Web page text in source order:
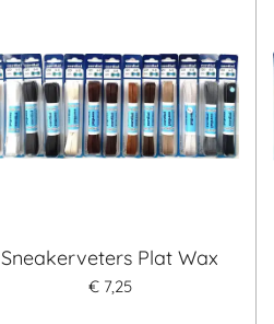
Sneakerveters Plat Wax
€ 7,25